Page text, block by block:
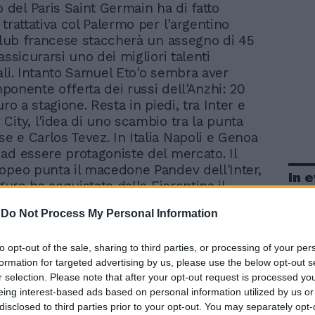
Do Not Process My Personal Information
opt-out of the sale, sharing to third parties, or processing of your
for targeted advertising by us, please use the below opt-out
selection. Please note that after your opt-out request is processed
interest-based ads based on personal information utilized by us
to third parties prior to your opt-out. You may separately
del Paris Saint Germain ha di fatto
col Palermo per l'argentino
francese staccherà un assegno di 45
uno dei migliori talenti
Intanto Samuel Eto'o sembra aver
offerta dei russi dell'Anzhi: 20
a stagione. Resta in piedi, tra Inter e
City, l'idea di uno scambio tra la punta
e Carlos Tevez. In Italia Napoli e Genoa
essere protagoniste del mercato. Il
punta il macedone Pandev dell'Inter,
ha acquistato dalla Fiorentina il
anche Alberto Gilardino. Qualora
di nuovo su Floro Flores,
dal Parma. Sim. Pie.
In